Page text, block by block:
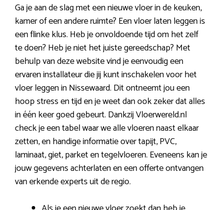
Ga je aan de slag met een nieuwe vloer in de keuken,
kamer of een andere ruimte? Een vloer laten leggen is
een flinke klus. Heb je onvoldoende tijd om het zelf
te doen? Heb je niet het juiste gereedschap? Met
behulp van deze website vind je eenvoudig een
ervaren installateur die jij kunt inschakelen voor het
vloer leggen in Nissewaard. Dit ontneemt jou een
hoop stress en tijd en je weet dan ook zeker dat alles
in één keer goed gebeurt. Dankzij Vloerwereld.nl
check je een tabel waar we alle vloeren naast elkaar
zetten, en handige informatie over tapijt, PVC,
laminaat, giet, parket en tegelvloeren. Eveneens kan je
jouw gegevens achterlaten en een offerte ontvangen
van erkende experts uit de regio.